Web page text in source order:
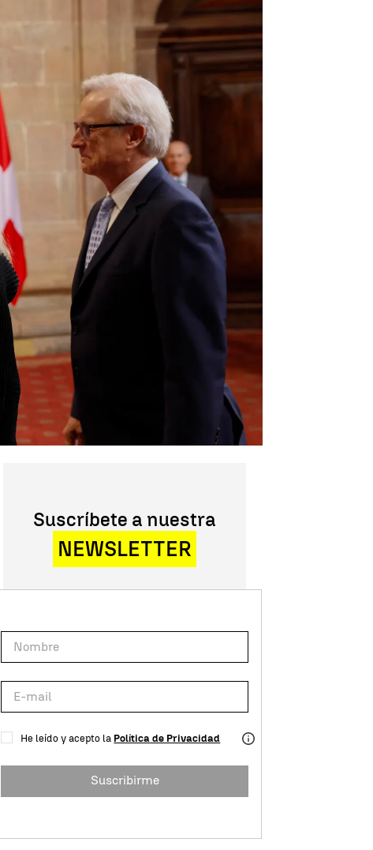
Suscríbete a nuestra
NEWSLETTER
He leído y acepto la Política de Privacidad
Suscribirme